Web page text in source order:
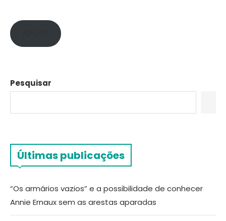
Pesquisar
Últimas publicações
“Os armários vazios” e a possibilidade de conhecer
Annie Ernaux sem as arestas aparadas